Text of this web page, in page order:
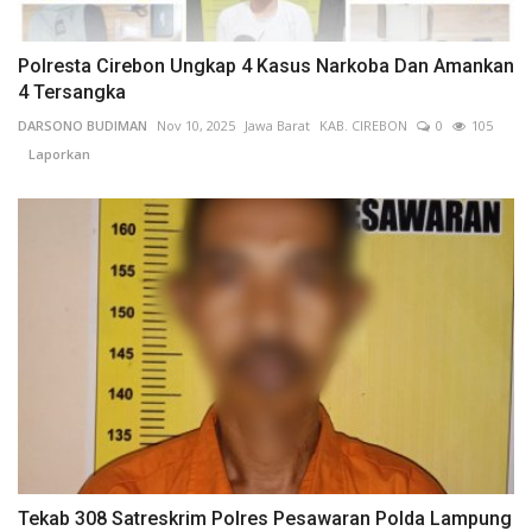
Polresta Cirebon Ungkap 4 Kasus Narkoba Dan Amankan
4 Tersangka
DARSONO BUDIMAN Nov 10, 2025 Jawa Barat KAB. CIREBON 0
105
Laporkan
Tekab 308 Satreskrim Polres Pesawaran Polda Lampung